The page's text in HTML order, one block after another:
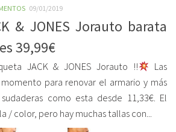
09/01/2019
& JONES Jorauto barata
39,99€
JACK & JONES Jorauto !!
Las
para renovar el armario y más
como esta desde 11,33€. El
/ color, pero hay muchas tallas con...